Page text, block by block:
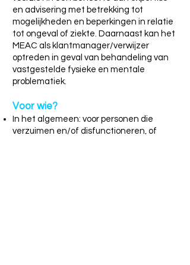
en advisering met betrekking tot
mogelijkheden en beperkingen in relatie
tot ongeval of ziekte. Daarnaast kan het
MEAC als klantmanager/verwijzer
optreden in geval van behandeling van
vastgestelde fysieke en mentale
problematiek.
Voor wie?
In het algemeen: voor personen die
verzuimen en/of disfunctioneren, of